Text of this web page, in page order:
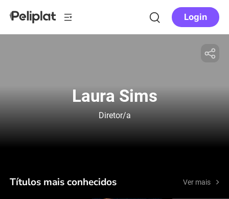
Login
Laura Sims
Diretor/a
Títulos mais conhecidos Ver mais